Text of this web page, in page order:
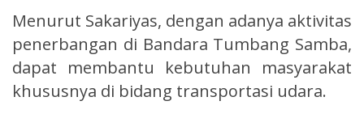
Menurut Sakariyas, dengan adanya aktivitas
penerbangan di Bandara Tumbang Samba,
dapat membantu kebutuhan masyarakat
khususnya di bidang transportasi udara.